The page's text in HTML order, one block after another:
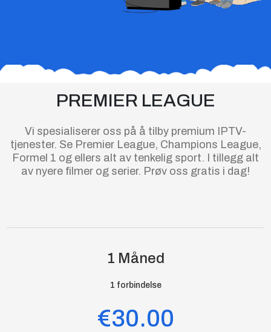
PREMIER LEAGUE
Vi spesialiserer oss på å tilby premium IPTV-
tjenester. Se Premier League, Champions League,
Formel 1 og ellers alt av tenkelig sport. I tillegg alt
av nyere filmer og serier. Prøv oss gratis i dag!
1 Måned
1 forbindelse
€30.00